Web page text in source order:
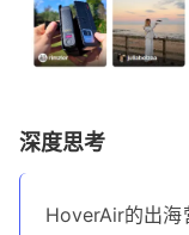
深度思考
HoverAir的出海